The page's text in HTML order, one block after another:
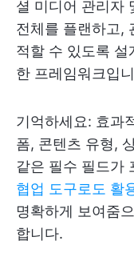
셜 미디어 관리자
전체를 플랜하고,
적할 수 있도록
한 프레임워크입
기억하세요: 효과
폼, 콘텐츠 유형,
같은 필수 필드가
협업 도구로도 활
명확하게 보여줌
합니다.